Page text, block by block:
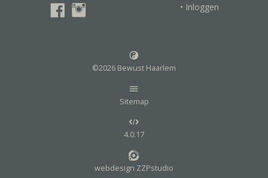
• Inloggen
©2026 Bewust Haarlem
Sitemap
4.0.17
webdesign ZZPstudio